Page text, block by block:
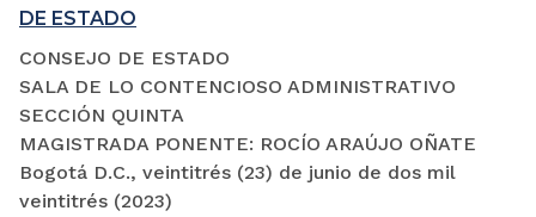
DE ESTADO
CONSEJO DE ESTADO
SALA DE LO CONTENCIOSO ADMINISTRATIVO
SECCIÓN QUINTA
MAGISTRADA PONENTE: ROCÍO ARAÚJO OÑATE
Bogotá D.C., veintitrés (23) de junio de dos mil
veintitrés (2023)